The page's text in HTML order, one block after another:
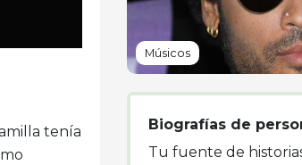
tenía
Músicos
Biografías de
Tu fuente de